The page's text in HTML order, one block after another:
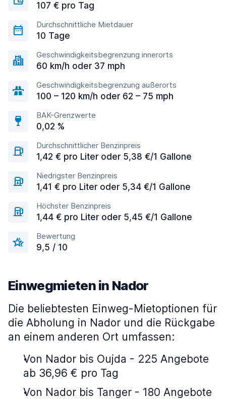
107 € pro Tag
Durchschnittliche Mietdauer
10 Tage
Geschwindigkeitsbegrenzung innerorts
60 km/h oder 37 mph
Geschwindigkeitsbegrenzung außerorts
100 – 120 km/h oder 62 – 75 mph
BAK-Grenzwerte
0,02 %
Durchschnittlicher Benzinpreis
1,42 € pro Liter oder 5,38 €/1 Gallone
Niedrigster Benzinpreis
1,41 € pro Liter oder 5,34 €/1 Gallone
Höchster Benzinpreis
1,44 € pro Liter oder 5,45 €/1 Gallone
Bewertung
9,5 / 10
Einwegmieten in Nador
Die beliebtesten Einweg-Mietoptionen für
die Abholung in Nador und die Rückgabe
an einem anderen Ort umfassen:
Von Nador bis Oujda - 225 Angebote
ab 36,96 € pro Tag
Von Nador bis Tanger - 180 Angebote